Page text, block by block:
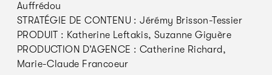
Auffrédou
STRATÉGIE DE CONTENU : Jérémy Brisson-Tessier
PRODUIT : Katherine Leftakis, Suzanne Giguère
PRODUCTION D’AGENCE : Catherine Richard,
Marie-Claude Francoeur